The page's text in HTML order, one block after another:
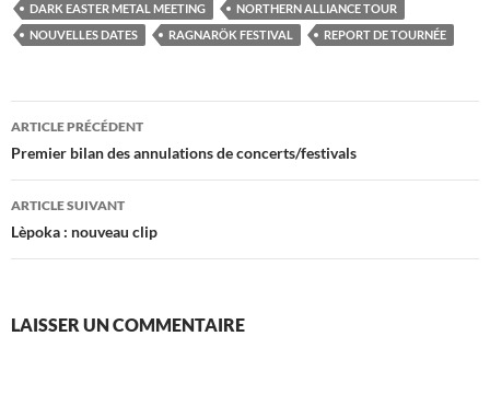
DARK EASTER METAL MEETING
NORTHERN ALLIANCE TOUR
NOUVELLES DATES
RAGNARÖK FESTIVAL REPORT DE TOURNÉE
Navigation
des
articles
ARTICLE PRÉCÉDENT
Premier bilan des annulations de concerts/festivals
ARTICLE SUIVANT
Lèpoka : nouveau clip
LAISSER UN COMMENTAIRE